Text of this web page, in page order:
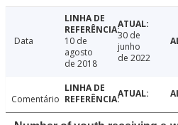
Data
10 de
agosto
de 2018
30 de
junho
de 2022
Comentário